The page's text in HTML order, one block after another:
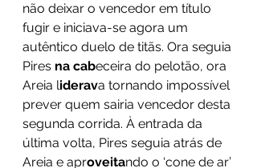
não deixar o vencedor em título
fugir e iniciava-se agora um
autêntico duelo de titãs. Ora seguia
Pires na cabeceira do pelotão, ora
Areia liderava tornando impossível
prever quem sairia vencedor desta
segunda corrida. À entrada da
última volta, Pires seguia atrás de
Areia e aproveitando o ‘cone de ar’